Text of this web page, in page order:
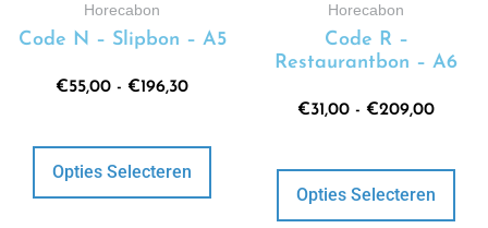
Horecabon
Code N – Slipbon – A5
€55,00 - €196,30
Opties Selecteren
Horecabon
Code R –
Restaurantbon – A6
€31,00 - €209,00
Opties Selecteren